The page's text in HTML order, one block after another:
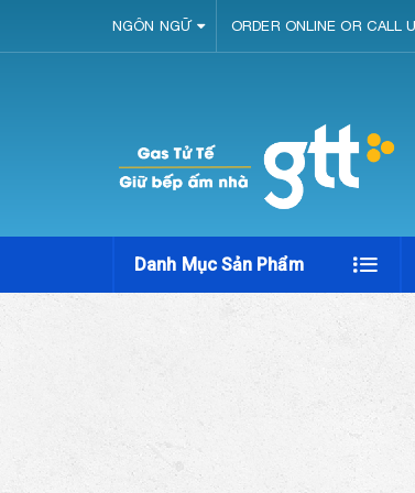
NGÔN NGỮ ORDER ONLINE OR CALL
Danh Mục Sản Phẩm